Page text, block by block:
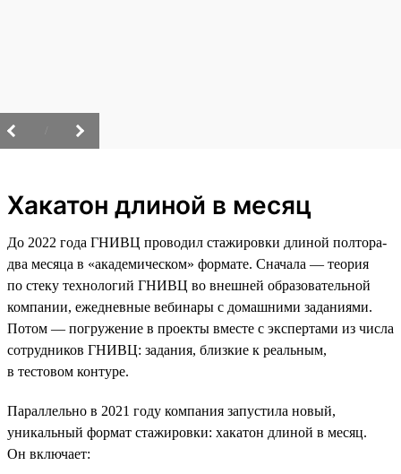
Хакатон длиной в месяц
До 2022 года ГНИВЦ проводил стажировки длиной полтора-
два месяца в «академическом» формате. Сначала — теория
по стеку технологий ГНИВЦ во внешней образовательной
компании, ежедневные вебинары с домашними заданиями.
Потом — погружение в проекты вместе с экспертами из числа
сотрудников ГНИВЦ: задания, близкие к реальным,
в тестовом контуре.
Параллельно в 2021 году компания запустила новый,
уникальный формат стажировки: хакатон длиной в месяц.
Он включает: